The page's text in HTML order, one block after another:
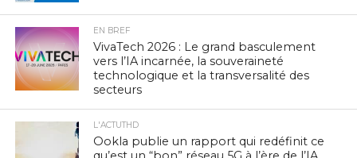
EN BREF
VivaTech 2026 : Le grand basculement
vers l’IA incarnée, la souveraineté
technologique et la transversalité des
secteurs
L'ACTUTHD
Ookla publie un rapport qui redéfinit ce